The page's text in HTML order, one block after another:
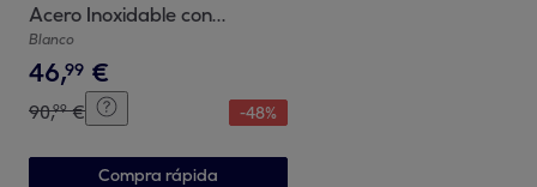
Acero Inoxidable con
Cubierto Caja de Arena para
Gatos Arenero con Bolsa
Desodorizante Pala Fácil de
Limpiar 52,4x41,3x39,9 cm
Blanco
Blanco
46,99 €
90,99 € -48%
Compra rápida